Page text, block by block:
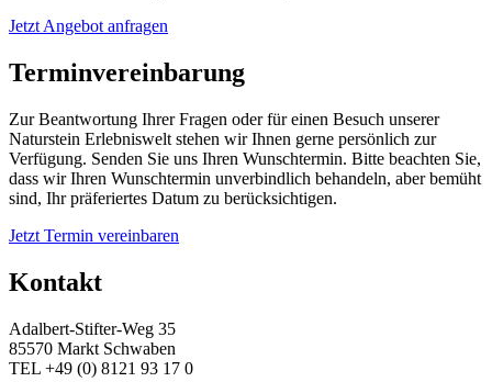
Jetzt Angebot anfragen
Terminvereinbarung
Zur Beantwortung Ihrer Fragen oder für einen Besuch unserer
Naturstein Erlebniswelt stehen wir Ihnen gerne persönlich zur
Verfügung. Senden Sie uns Ihren Wunschtermin. Bitte beachten Sie,
dass wir Ihren Wunschtermin unverbindlich behandeln, aber bemüht
sind, Ihr präferiertes Datum zu berücksichtigen.
Jetzt Termin vereinbaren
Kontakt
Adalbert-Stifter-Weg 35
85570 Markt Schwaben
TEL +49 (0) 8121 93 17 0